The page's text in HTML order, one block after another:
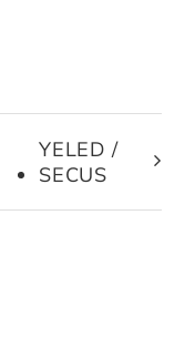
YELED /
SECUS